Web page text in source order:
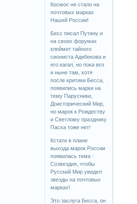
Космос не стало на
почтовых марках
Нашей России!
Бесс писал Путину и
на своих форумах
клеймит тайного
сиониста Адибекова и
его кагал, но пока воз
и ныне там, хотя
после критики Бесса,
появились марки на
тему Парусники,
Доисторический Мир,
но марок к Рождеству
и Светлому празднику
Пасха тоже нет!
Кстати в плане
выхода марок России
появилась тема :
Созвездия, чтобы
Русский Мир увидел
звезды на почтовых
марках!
Это заслуга Бесса, он